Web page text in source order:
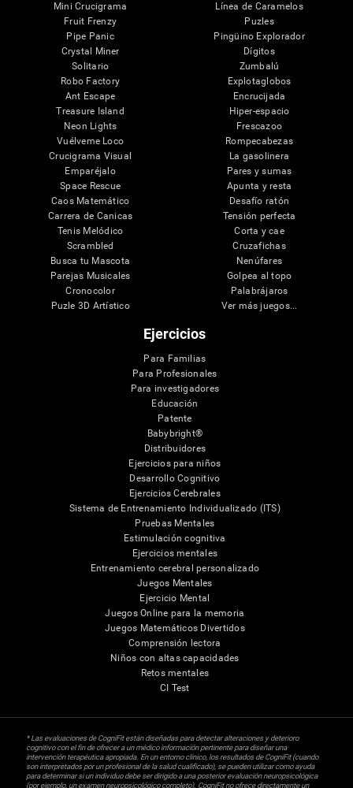
Mini Crucigrama
Fruit Frenzy
Pipe Panic
Crystal Miner
Solitario
Robo Factory
Ant Escape
Treasure Island
Neon Lights
Vuélveme Loco
Crucigrama Visual
Emparéjalo
Space Rescue
Caos Matemático
Carrera de Canicas
Tenis Melódico
Scrambled
Busca tu Mascota
Parejas Musicales
Cronocolor
Puzle 3D Artístico
Línea de Caramelos
Puzles
Pingüino Explorador
Dígitos
Zumbalú
Explotaglobos
Encrucijada
Hiper-espacio
Frescazoo
Rompecabezas
La gasolinera
Pares y sumas
Apunta y resta
Desafío ratón
Tensión perfecta
Corta y cae
Cruzafichas
Nenúfares
Golpea al topo
Palabrájaros
Ver más juegos...
Ejercicios
Para Familias
Para Profesionales
Para investigadores
Educación
Patente
Babybright®
Distribuidores
Ejercicios para niños
Desarrollo Cognitivo
Ejercicios Cerebrales
Sistema de Entrenamiento Individualizado (ITS)
Pruebas Mentales
Estimulación cognitiva
Ejercicios mentales
Entrenamiento cerebral personalizado
Juegos Mentales
Ejercicio Mental
Juegos Online para la memoria
Juegos Matemáticos Divertidos
Comprensión lectora
Niños con altas capacidades
Retos mentales
CI Test
* Las evaluaciones de CogniFit están diseñadas para detectar alteraciones y deterioro
cognitivo con el fin de ofrecer a un médico información pertinente para diseñar una
intervención terapéutica apropiada. En un entorno clínico, los resultados de CogniFit (cuando
son interpretados por un profesional de la salud cualificado), se pueden utilizar como ayuda
para determinar si un individuo debe ser dirigido a una posterior evaluación neuropsicológica
(por ejemplo, un examen neuropsicológico completo). CogniFit no ofrece directamente un